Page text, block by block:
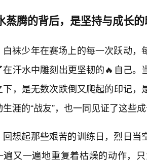
蒸腾的背后，是坚持与成长
白袜少年在赛场上的每一次跃动
在汗水中雕刻出更坚韧的🔥自己
下，是无数次跌倒又爬起的印记
生涯的“战友”，也一同见证了这些
回想起那些艰苦的训练日，烈日
遍又一遍地重复着枯燥的动作，